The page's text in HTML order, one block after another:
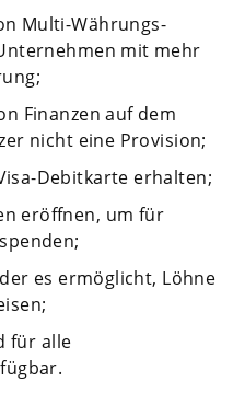
Multi-Währungs-
mit mehr
Finanzen auf dem
nicht eine Provision;
Debitkarte erhalten;
eröffnen, um für
es ermöglicht, Löhne
für alle